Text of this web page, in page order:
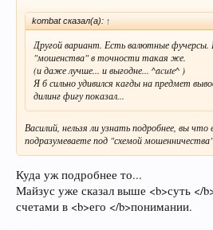
kombat сказал(а): ↑
Другой вариант. Есть валютные
"мошенства" в точности такая же.
(и даже лучше... и выгодне... ^acute^ )
Я б сильно удивился кагды на предмет
дилинг фигу показал...
Василий, нельзя ли узнать подробнее, вы что
подразумеваете под "схемой
Куда уж подробнее то...
Майзус уже сказал выше <b>суть </
счетами в <b>его </b>понимании.